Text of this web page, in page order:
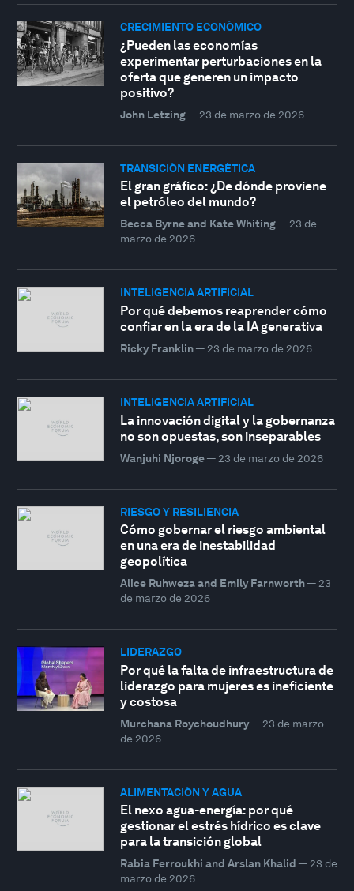
CRECIMIENTO ECONÓMICO
¿Pueden las economías
experimentar perturbaciones en la
oferta que generen un impacto
positivo?
John Letzing— 23 de marzo de 2026
TRANSICIÓN ENERGÉTICA
El gran gráfico: ¿De dónde proviene
el petróleo del mundo?
Becca Byrne and Kate Whiting— 23 de
marzo de 2026
INTELIGENCIA ARTIFICIAL
Por qué debemos reaprender cómo
confiar en la era de la IA generativa
Ricky Franklin— 23 de marzo de 2026
INTELIGENCIA ARTIFICIAL
La innovación digital y la gobernanza
no son opuestas, son inseparables
Wanjuhi Njoroge— 23 de marzo de 2026
RIESGO Y RESILIENCIA
Cómo gobernar el riesgo ambiental
en una era de inestabilidad
geopolítica
Alice Ruhweza and Emily Farnworth— 23
de marzo de 2026
LIDERAZGO
Por qué la falta de infraestructura de
liderazgo para mujeres es ineficiente
y costosa
Murchana Roychoudhury— 23 de marzo
de 2026
ALIMENTACIÓN Y AGUA
El nexo agua-energía: por qué
gestionar el estrés hídrico es clave
para la transición global
Rabia Ferroukhi and Arslan Khalid — 23 de
marzo de 2026